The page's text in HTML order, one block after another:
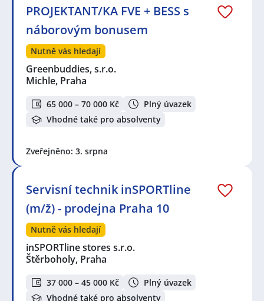
PROJEKTANT/KA FVE + BESS s
náborovým bonusem
Nutně vás hledají
Greenbuddies, s.r.o.
Michle, Praha
65 000 – 70 000 Kč
Plný úvazek
Vhodné také pro absolventy
Zveřejněno: 3. srpna
Servisní technik inSPORTline
(m/ž) - prodejna Praha 10
Nutně vás hledají
inSPORTline stores s.r.o.
Štěrboholy, Praha
37 000 – 45 000 Kč
Plný úvazek
Vhodné také pro absolventy